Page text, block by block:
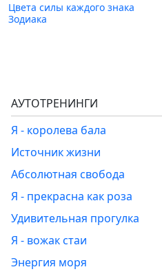
Цвета силы каждого знака
Зодиака
АУТОТРЕНИНГИ
Я - королева бала
Источник жизни
Абсолютная свобода
Я - прекрасна как роза
Удивительная прогулка
Я - вожак стаи
Энергия моря